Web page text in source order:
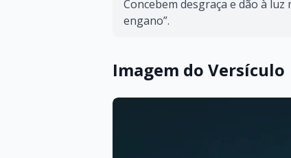
Concebem desgraça e dão à
engano”.
Imagem do Versículo